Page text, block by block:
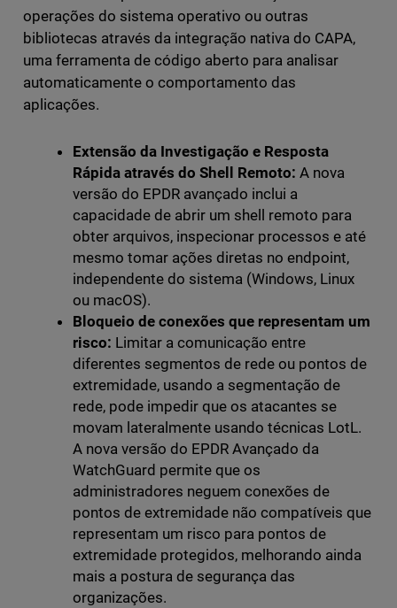
operações do sistema operativo ou outras
bibliotecas através da integração nativa do CAPA,
uma ferramenta de código aberto para analisar
automaticamente o comportamento das
aplicações.
Extensão da Investigação e Resposta
Rápida através do Shell Remoto: A nova
versão do EPDR avançado inclui a
capacidade de abrir um shell remoto para
obter arquivos, inspecionar processos e até
mesmo tomar ações diretas no endpoint,
independente do sistema (Windows, Linux
ou macOS).
Bloqueio de conexões que representam um
risco: Limitar a comunicação entre
diferentes segmentos de rede ou pontos de
extremidade, usando a segmentação de
rede, pode impedir que os atacantes se
movam lateralmente usando técnicas LotL.
A nova versão do EPDR Avançado da
WatchGuard permite que os
administradores neguem conexões de
pontos de extremidade não compatíveis que
representam um risco para pontos de
extremidade protegidos, melhorando ainda
mais a postura de segurança das
organizações.